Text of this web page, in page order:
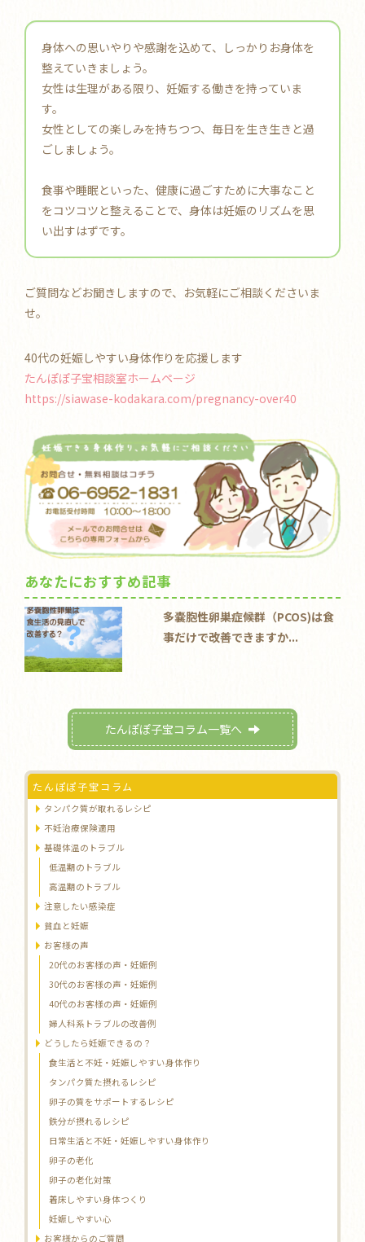
身体への思いやりや感謝を込めて、しっかりお身体を
整えていきましょう。
女性は生理がある限り、妊娠する働きを持っていま
す。
女性としての楽しみを持ちつつ、毎日を生き生きと過
ごしましょう。
食事や睡眠といった、健康に過ごすために大事なこと
をコツコツと整えることで、身体は妊娠のリズムを思
い出すはずです。
ご質問などお聞きしますので、お気軽にご相談くださいま
せ。
40代の妊娠しやすい身体作りを応援します
たんぽぽ子宝相談室ホームページ
https://siawase-kodakara.com/pregnancy-over40
あなたにおすすめ記事
多嚢胞性卵巣症候群（PCOS)は食
事だけで改善できますか...
たんぽぽ子宝コラム一覧へ
たんぽぽ子宝コラム
タンパク質が取れるレシピ
不妊治療保険適用
基礎体温のトラブル
低温期のトラブル
高温期のトラブル
注意したい感染症
貧血と妊娠
お客様の声
20代のお客様の声・妊娠例
30代のお客様の声・妊娠例
40代のお客様の声・妊娠例
婦人科系トラブルの改善例
どうしたら妊娠できるの？
食生活と不妊・妊娠しやすい身体作り
タンパク質た摂れるレシピ
卵子の質をサポートするレシピ
鉄分が摂れるレシピ
日常生活と不妊・妊娠しやすい身体作り
卵子の老化
卵子の老化対策
着床しやすい身体つくり
妊娠しやすい心
お客様からのご質問